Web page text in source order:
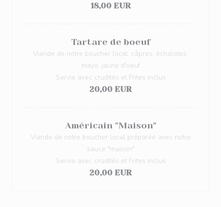
18,00 EUR
Tartare de boeuf
Viande de notre boucher local, câpres, échalotes,
mayo, jaune d'oeuf
Servie avec crudités et Frites inclus
20,00 EUR
Américain "Maison"
Viande de notre boucher local préparée avec notre
sauce "maison"
Servie avec crudités et Frites inclus
20,00 EUR